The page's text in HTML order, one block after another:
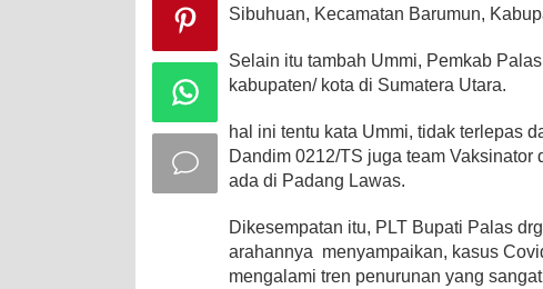
Sibuhuan, Kecamatan Barumun,
Selain itu tambah Ummi, Pemkab
kabupaten/ kota di Sumatera Utara.
hal ini tentu kata Ummi, tidak terlepas
Dandim 0212/TS juga team
ada di Padang Lawas.
Dikesempatan itu, PLT Bupati Palas
arahannya menyampaikan, kasus
mengalami tren penurunan yang